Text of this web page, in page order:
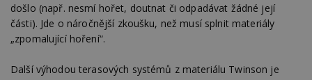
došlo (např. nesmí hořet, doutnat či odpadávat žádné její
části). Jde o náročnější zkoušku, než musí splnit materiály
„zpomalující hoření“.
Další výhodou terasových systémů z materiálu Twinson je